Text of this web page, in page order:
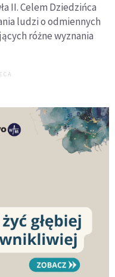
II. Celem Dziedzińca
ludzi o odmiennych
różne wyznania